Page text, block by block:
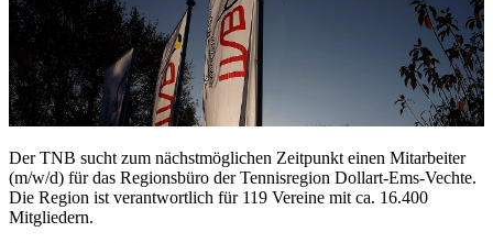
Der TNB sucht zum nächstmöglichen Zeitpunkt einen Mitarbeiter
(m/w/d) für das Regionsbüro der Tennisregion Dollart-Ems-Vechte.
Die Region ist verantwortlich für 119 Vereine mit ca. 16.400
Mitgliedern.